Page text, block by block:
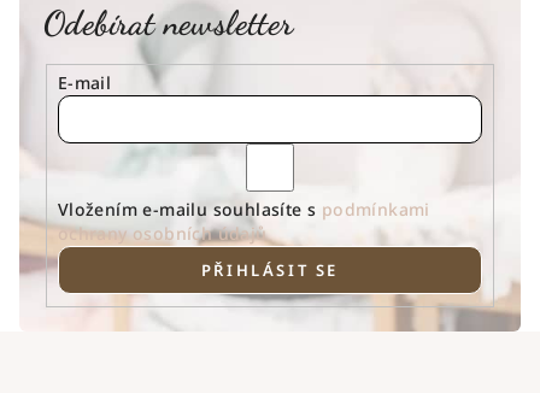
Odebírat newsletter
E-mail
Vložením e-mailu souhlasíte s podmínkami
ochrany osobních údajů
PŘIHLÁSIT SE